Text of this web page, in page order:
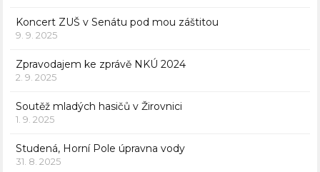
Koncert ZUŠ v Senátu pod mou záštitou
9. 9. 2025
Zpravodajem ke zprávě NKÚ 2024
2. 9. 2025
Soutěž mladých hasičů v Žirovnici
1. 9. 2025
Studená, Horní Pole úpravna vody
31. 8. 2025